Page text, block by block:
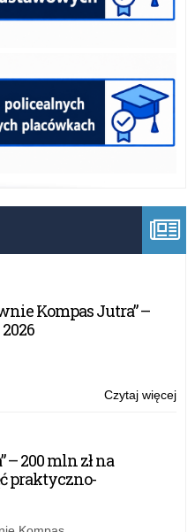
Kompas Jutra” –
Czytaj więcejo:
– 200 mln zł na
praktyczno-